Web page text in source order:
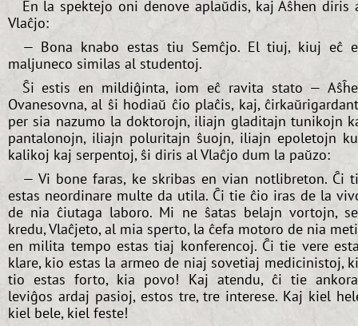
En la spektejo oni denove aplaŭdis, kaj Aŝĥen diris
Vlaĉjo:
— Bona knabo estas tiu Semĉjo. El tiuj, kiuj eĉ
maljuneco similas al studentoj.
Ŝi estis en mildiĝinta, iom eĉ ravita stato —
Ovanesovna, al ŝi hodiaŭ ĉio plaĉis, kaj,
per sia nazumo la doktorojn, iliajn gladitajn tunikojn
pantalonojn, iliajn poluritajn ŝuojn, iliajn epoletojn
kalikoj kaj serpentoj, ŝi diris al Vlaĉjo dum la paŭzo:
— Vi bone faras, ke skribas en vian notlibreton. Ĉi
estas neordinare multe da utila. Ĉi tie ĉio iras de la
de nia ĉiutaga laboro. Mi ne ŝatas belajn vortojn,
kredu, Vlaĉjeto, al mia sperto, la ĉefa motoro de nia
en milita tempo estas tiaj konferencoj. Ĉi tie vere
klare, kio estas la armeo de niaj sovetiaj medicinistoj,
tio estas forto, kia povo! Kaj atendu, ĉi tie
leviĝos ardaj pasioj, estos tre, tre interese. Kaj kiel
kiel bele, kiel feste!